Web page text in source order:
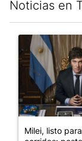
Noticias en
Un artículo de
Milei, listo